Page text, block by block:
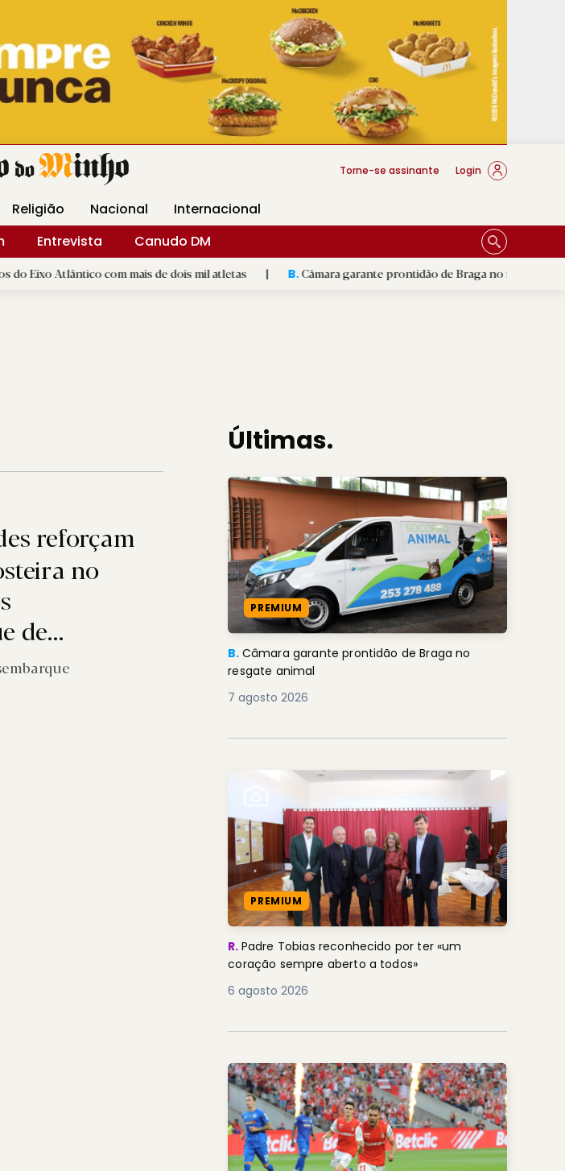
Livraria DM Arquidiocese Braga
Torne-se assinante Login
Religião Nacional
Internacional
Entrevista
Canudo DM
com mais de dois mil atletas | B.Câmara garante prontidão de Braga no resgate animal
reforçam
no
de
Últimas.
PREMIUM
B. Câmara garante prontidão de Braga no
resgate animal
7 agosto 2026
PREMIUM
R. Padre Tobias reconhecido por ter «um
coração sempre aberto a todos»
6 agosto 2026